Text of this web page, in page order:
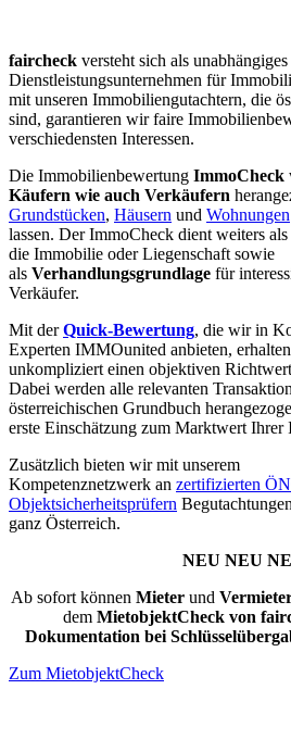
faircheck versteht sich als
Dienstleistungsunternehmen für
mit unseren Immobiliengutachtern, die
sind, garantieren wir faire
verschiedensten Interessen.
Die Immobilienbewertung ImmoCheck
Käufern wie auch Verkäufern
Grundstücken, Häusern und Wohnungen
lassen. Der ImmoCheck dient weiters
die Immobilie oder Liegenschaft sowie
als Verhandlungsgrundlage für
Verkäufer.
Mit derQuick-Bewertung, die wir in
Experten IMMOunited anbieten,
unkompliziert einen objektiven
Dabei werden alle relevanten
österreichischen Grundbuch
erste Einschätzung zum Marktwert Ihrer
Zusätzlich bieten wir mit unserem
Kompetenznetzwerk an zertifizierten
Objektsicherheitsprüfern
ganz Österreich.
NEU NEU
Ab sofort können Mieterund
dem MietobjektCheck von
Dokumentation bei
Zum MietobjektCheck